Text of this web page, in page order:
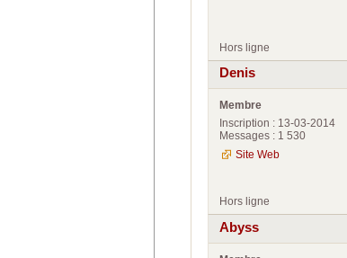
Hors ligne
Denis
Membre
Inscription : 13-03-2014
Messages : 1 530
Site Web
Hors ligne
Abyss